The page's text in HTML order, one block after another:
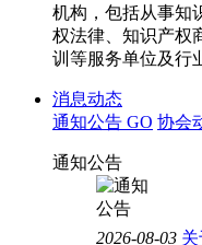
机构，包括从事知
权法律、知识产权
训等服务单位及行
消息动态
通知公告 GO 协会
通知公告
2026-08-03